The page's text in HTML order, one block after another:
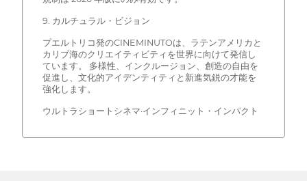
9. カルチュラル・ビジョン
プエルトリコ発のCINEMINUTOは、ラテンアメリカと
カリブ海のクリエイティビティを世界に向けて発信し
ています。 多様性、インクルージョン、創造の自由を
促進し、文化的アイデンティティと新進気鋭の才能を
強化します。
ウルトラショートシネマ·インフィニット・インパクト